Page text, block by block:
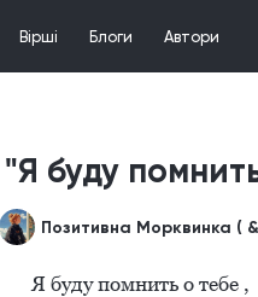
Вірші Блоги Автори
"Я буду
Я буду помнить о тебе ,